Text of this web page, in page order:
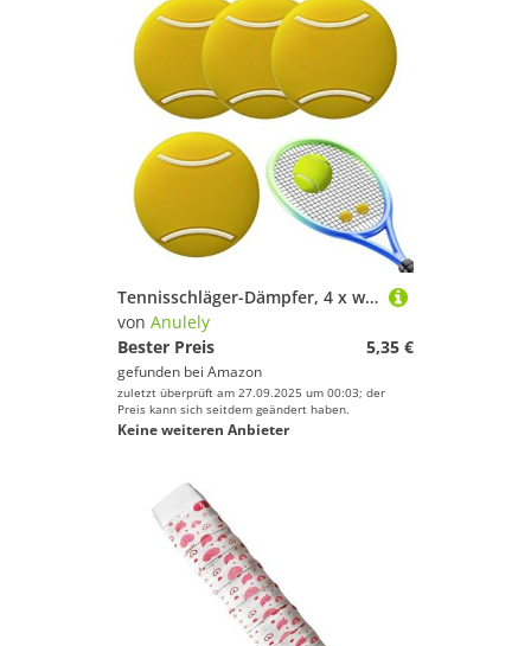
Tennisschläger-Dämpfer, 4 x weiche Silikon-Stoßdämpfer für Squashschläger, Tenniszubehör, Schlägerdämpfer für Vater, Freund, Onkel, Nachbarn
von Anulely
Bester Preis
5,35 €
gefunden bei Amazon
zuletzt überprüft am 27.09.2025 um 00:03; der
Preis kann sich seitdem geändert haben.
Keine weiteren Anbieter